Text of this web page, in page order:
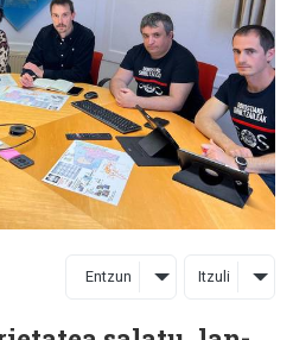
Entzun Itzuli